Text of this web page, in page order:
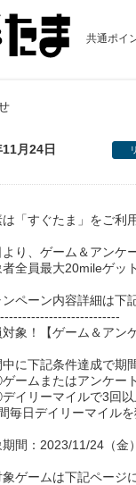
共通ポイ
月24日
「すぐたま」をご利
り、ゲーム＆アンケ
全員最大20mileゲッ
ンペーン内容詳細は下
象！【ゲーム＆アン
に下記条件達成で期
ームまたはアンケー
イリーマイルで3回以
毎日デイリーマイル
期間：2023/11/24（金
ゲームは下記ページ